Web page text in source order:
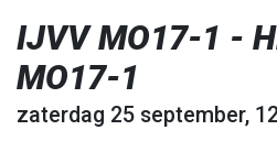
IJVV MO17-1 -
MO17-1
zaterdag 25 september,